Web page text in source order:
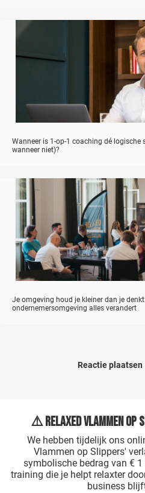
Wanneer is 1-op-1 coaching dé logische
wanneer niet)?
Je omgeving houd je kleiner dan je
ondernemersomgeving alles verandert
Reactie plaatsen
⚠️ Relaxed Vlammen
We hebben tijdelijk ons
Vlammen op Slippers'
symbolische bedrag van €
training die je helpt relaxter
business